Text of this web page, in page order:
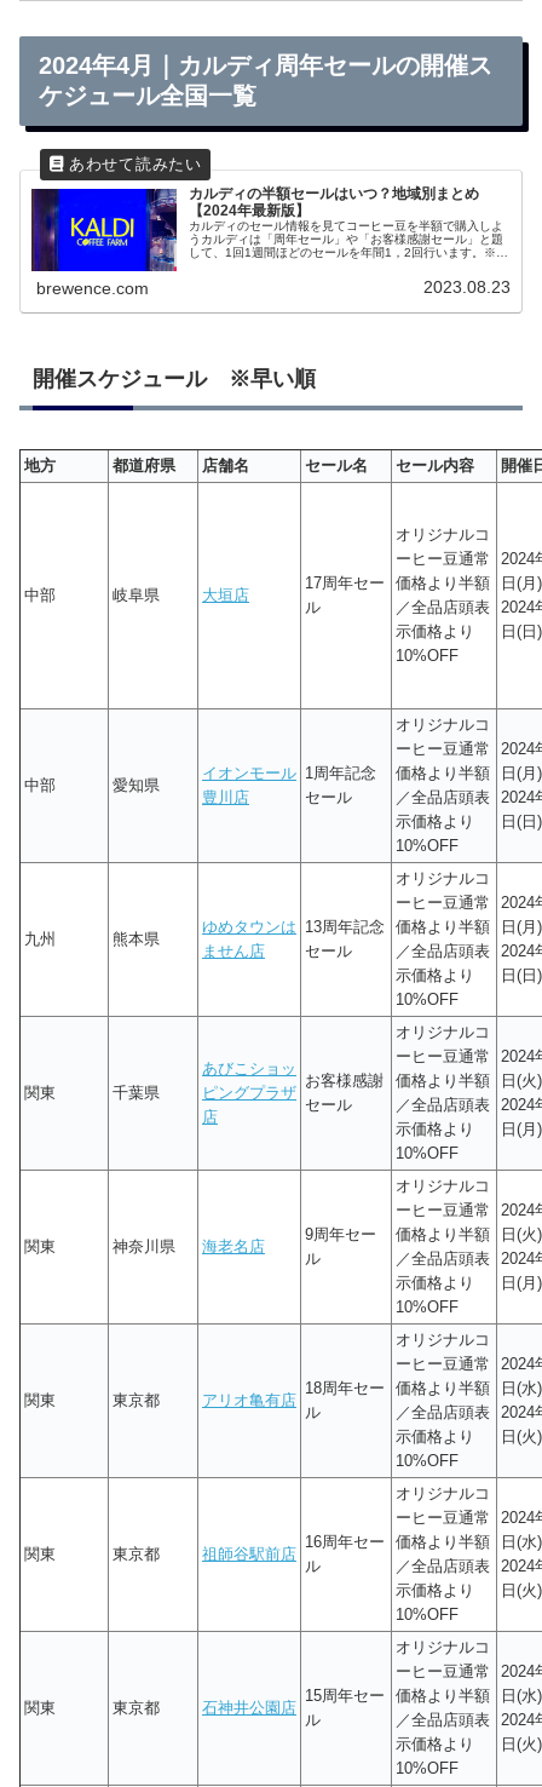
2024年4月｜カルディ周年セールの開催ス
ケジュール全国一覧
カルディの半額セールはいつ？地域別まとめ
【2024年最新版】
カルディのセール情報を見てコーヒー豆を半額で購入しよ
うカルディは「周年セール」や「お客様感謝セール」と題
して、1回1週間ほどのセールを年間1，2回行います。※2
brewence.com 2023.08.23
開催スケジュール ※早い順
地方 都道府県 店舗名 セール名 セール内容 開催
中部 岐阜県 大垣店
17周年セー
ル
オリジナルコ
ーヒー豆通常
価格より半額
／全品店頭表
示価格より
10%OFF
2024
日(月
2024
日(日)
中部 愛知県
イオンモール
豊川店
1周年記念
セール
オリジナルコ
ーヒー豆通常
価格より半額
／全品店頭表
示価格より
10%OFF
2024
日(月
2024
日(日)
九州 熊本県
ゆめタウンは
ません店
13周年記念
セール
オリジナルコ
ーヒー豆通常
価格より半額
／全品店頭表
示価格より
10%OFF
2024
日(月
2024
日(日)
関東 千葉県
あびこショッ
ピングプラザ
店
お客様感謝
セール
オリジナルコ
ーヒー豆通常
価格より半額
／全品店頭表
示価格より
10%OFF
2024
日(火
2024
日(月)
関東 神奈川県 海老名店
9周年セー
ル
オリジナルコ
ーヒー豆通常
価格より半額
／全品店頭表
示価格より
10%OFF
2024
日(火
2024
日(月)
関東 東京都 アリオ亀有店
18周年セー
ル
オリジナルコ
ーヒー豆通常
価格より半額
／全品店頭表
示価格より
10%OFF
2024
日(水
2024
日(火)
関東 東京都 祖師谷駅前店
16周年セー
ル
オリジナルコ
ーヒー豆通常
価格より半額
／全品店頭表
示価格より
10%OFF
2024
日(水
2024
日(火)
関東 東京都 石神井公園店
15周年セー
ル
オリジナルコ
ーヒー豆通常
価格より半額
／全品店頭表
示価格より
10%OFF
2024
日(水
2024
日(火)